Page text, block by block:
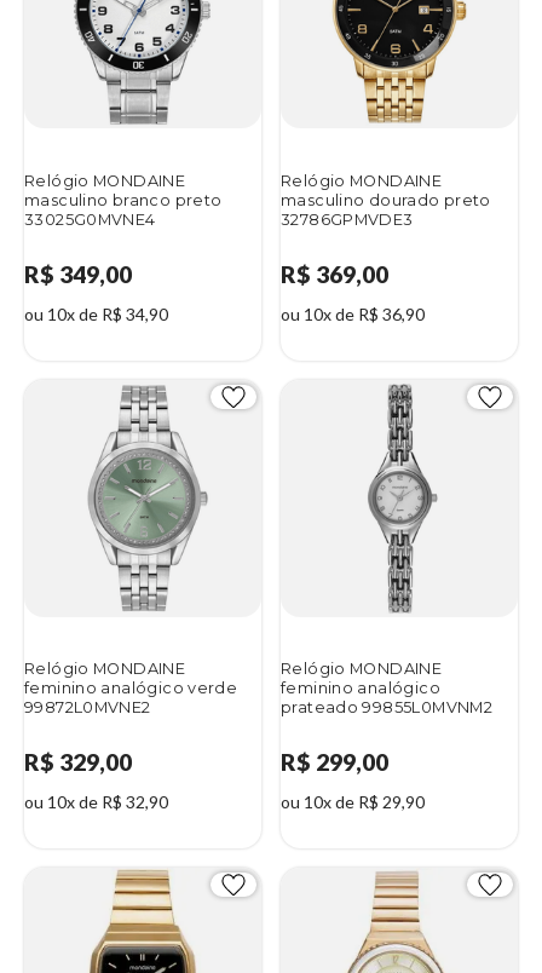
Relógio MONDAINE
masculino branco preto
33025G0MVNE4
R$ 349,00
ou 10x de R$ 34,90
Relógio MONDAINE
masculino dourado preto
32786GPMVDE3
R$ 369,00
ou 10x de R$ 36,90
Relógio MONDAINE
feminino analógico verde
99872L0MVNE2
R$ 329,00
ou 10x de R$ 32,90
Relógio MONDAINE
feminino analógico
prateado 99855L0MVNM2
R$ 299,00
ou 10x de R$ 29,90